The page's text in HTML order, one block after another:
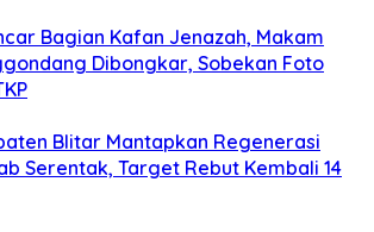
Bagian Kafan Jenazah, Makam
Dibongkar, Sobekan Foto
Blitar Mantapkan Regenerasi
Serentak, Target Rebut Kembali 14